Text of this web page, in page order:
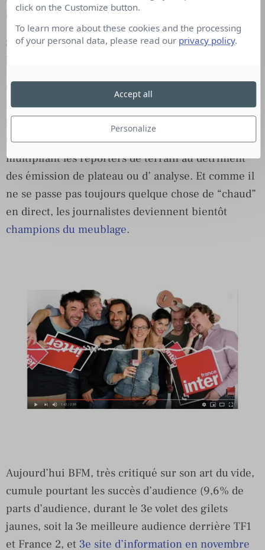
Grégory
SUR CE SUJET :lestory-telling contre
l’information
On franchit un cap en 1994, avec la création de
LCI, la première chaîne d’information en continu,
suivie de CNews en 1999 et BFM TV en 2005.
Celle-ci développe une information à chaud en
multipliant les reporters de terrain au détriment
des émission de plateau ou d’ analyse. Et comme il
ne se passe pas toujours quelque chose de “chaud”
en direct, les journalistes deviennent bientôt
champions du meublage.
Aujourd’hui BFM, très critiqué sur son art du vide,
cumule pourtant les succès d’audience (9,6% de
parts d’audience, durant le 3e volet des gilets
jaunes, soit la 3e meilleure audience derrière TF1
et France 2, et 3e site d’information en novembre
click on the Customize button.
To learn more about these cookies and the processing
of your personal data, please read our privacy policy.
Personalize
Accept all